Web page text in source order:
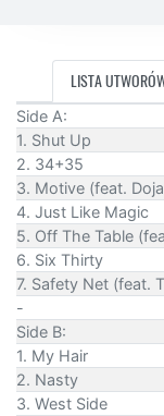
LISTA
Side A:
1. Shut Up
2. 34+35
3. Motive (feat.
4. Just Like Magic
5. Off The Table
6. Six Thirty
7. Safety Net (feat.
-
Side B:
1. My Hair
2. Nasty
3. West Side